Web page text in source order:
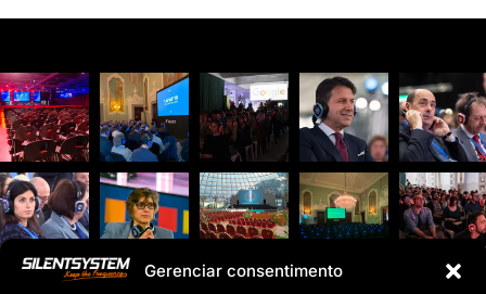
Gerenciar consentimento